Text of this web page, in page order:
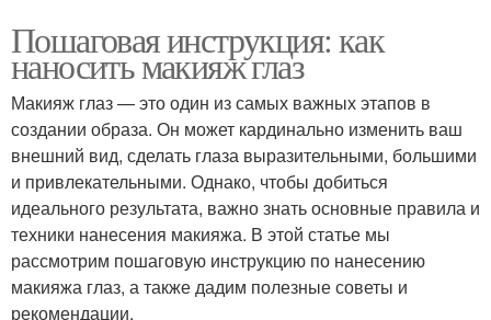
Пошаговая инструкция: как
наносить макияж глаз
Макияж глаз — это один из самых важных этапов в
создании образа. Он может кардинально изменить ваш
внешний вид, сделать глаза выразительными, большими
и привлекательными. Однако, чтобы добиться
идеального результата, важно знать основные правила и
техники нанесения макияжа. В этой статье мы
рассмотрим пошаговую инструкцию по нанесению
макияжа глаз, а также дадим полезные советы и
рекомендации.